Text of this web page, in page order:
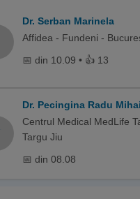
Dr. Serban Marinela
Affidea - Fundeni -
📅 din 10.09 • 👍 13
Dr. Pecingina Radu Mihai
Centrul Medical MedLife
Targu Jiu
📅 din 08.08